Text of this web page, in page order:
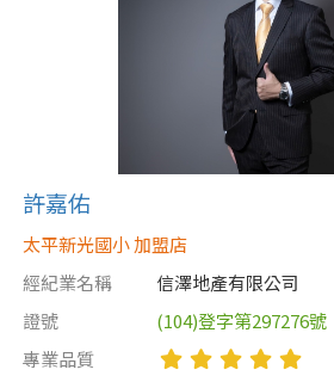
許嘉佑
太平新光國小 加盟店
經紀業名稱
信澤地產有限公司
證號
(104)登字第297276號
專業品質